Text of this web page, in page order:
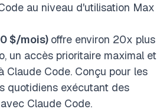
au niveau d'utilisation Max
$/mois) offre environ 20x plus
un accès prioritaire maximal et
Claude Code. Conçu pour les
quotidiens exécutant des
Claude Code.